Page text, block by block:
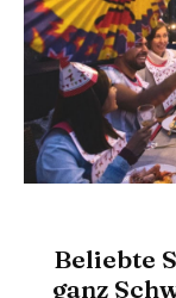
Beliebte
ganz